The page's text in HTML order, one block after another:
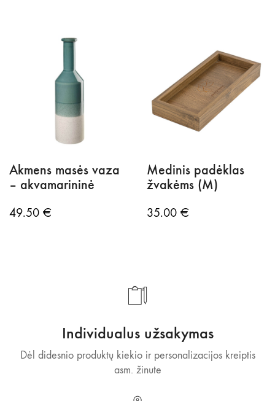
Akmens masės vaza
– akvamarininė
49.50 €
Medinis padėklas
žvakėms (M)
35.00 €
Individualus užsakymas
Dėl didesnio produktų kiekio ir personalizacijos kreiptis
asm. žinute